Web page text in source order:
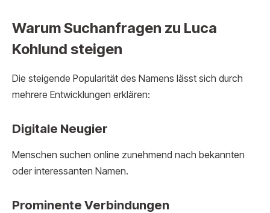
Warum Suchanfragen zu Luca
Kohlund steigen
Die steigende Popularität des Namens lässt sich durch
mehrere Entwicklungen erklären:
Digitale Neugier
Menschen suchen online zunehmend nach bekannten
oder interessanten Namen.
Prominente Verbindungen